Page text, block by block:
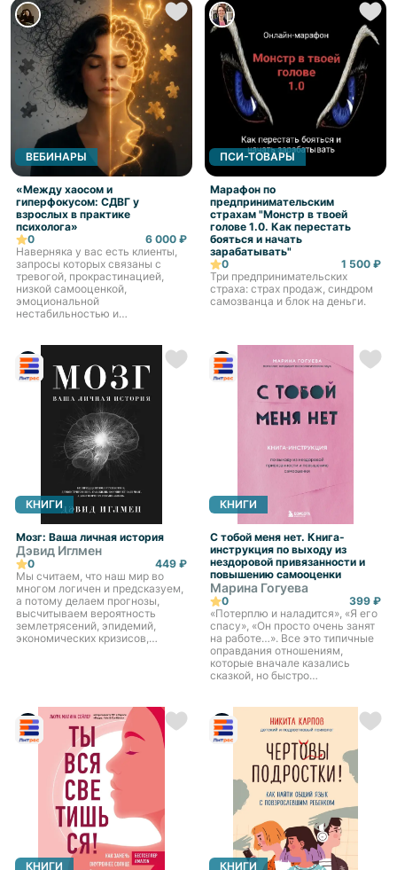
ВЕБИНАРЫ
«Между хаосом и
гиперфокусом: СДВГ у
взрослых в практике
психолога»
0
6 000 ₽
Наверняка у вас есть клиенты,
запросы которых связаны с
тревогой, прокрастинацией,
низкой самооценкой,
эмоциональной
нестабильностью и
причинам, несмотря на
длительную работу, что-то идёт
не так:...
ПСИ-ТОВАРЫ
Марафон по
предпринимательским
страхам "Монстр в твоей
голове 1.0. Как перестать
бояться и начать
зарабатывать"
0
1 500 ₽
Три предпринимательских
страха: страх продаж, синдром
самозванца и блок на деньги.
КНИГИ
Мозг: Ваша личная история
Дэвид Иглмен
0
449 ₽
Мы считаем, что наш мир во
многом логичен и предсказуем,
а потому делаем прогнозы,
высчитываем вероятность
землетрясений, эпидемий,
экономических кризисов,
КНИГИ
С тобой меня нет. Книга-
инструкция по выходу из
нездоровой привязанности и
повышению самооценки
Марина Гогуева
0
399 ₽
«Потерплю и наладится», «Я его
спасу», «Он просто очень занят
на работе…». Все это типичные
оправдания отношениям,
которые вначале казались
сказкой, но быстро
Гогуева, психолог с 15-л...
КНИГИ КНИГИ